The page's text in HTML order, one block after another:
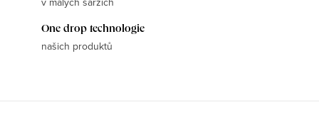
One drop technologie
našich produktů